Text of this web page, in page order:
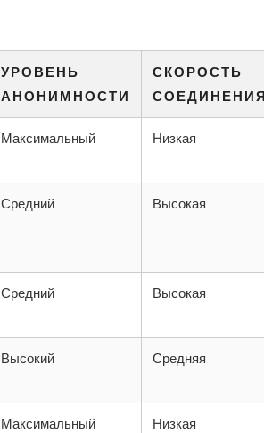
УРОВЕНЬ
АНОНИМНОСТИ
СКОРОСТЬ
Максимальный Низкая
Средний Высокая
Средний Высокая
Высокий Средняя
Максимальный Низкая